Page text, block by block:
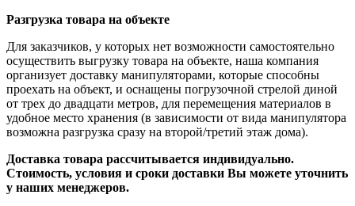
Разгрузка товара на объекте
Для заказчиков, у которых нет возможности самостоятельно
осуществить выгрузку товара на объекте, наша компания
организует доставку манипуляторами, которые способны
проехать на объект, и оснащены погрузочной стрелой диной
от трех до двадцати метров, для перемещения материалов в
удобное место хранения (в зависимости от вида манипулятора
возможна разгрузка сразу на второй/третий этаж дома).
Доставка товара рассчитывается индивидуально.
Стоимость, условия и сроки доставки Вы можете уточнить
у наших менеджеров.